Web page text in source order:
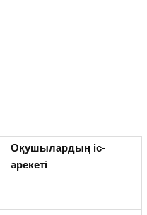
Оқушылардың іс-
әрекеті